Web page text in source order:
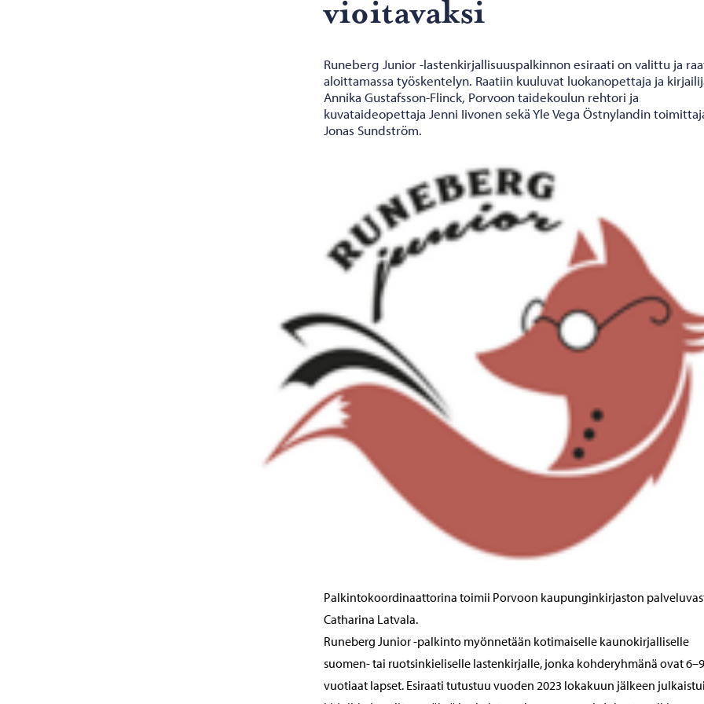
vioi­ta­vak­si
Runeberg Junior -lastenkirjallisuuspalkinnon esiraati on valittu ja
aloittamassa työskentelyn. Raatiin kuuluvat luokanopettaja ja
Annika Gustafsson-Flinck, Porvoon taidekoulun rehtori ja
kuvataideopettaja Jenni Iivonen sekä Yle Vega Östnylandin
Jonas Sundström.
Palkintokoordinaattorina toimii Porvoon kaupunginkirjaston
Catharina Latvala.
Runeberg Junior -palkinto myönnetään kotimaiselle kaunokirjalliselle
suomen- tai ruotsinkieliselle lastenkirjalle, jonka kohderyhmänä ovat
vuotiaat lapset. Esiraati tutustuu vuoden 2023 lokakuun jälkeen